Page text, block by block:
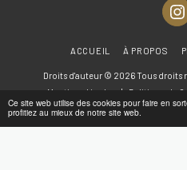
Ce site web utilise des cookies pour faire en
profitiez au mieux de notre site web.
ACCUEIL À PROPOS
Droits d'auteur © 2026 Tous droits
Mentions légales
| Politique de